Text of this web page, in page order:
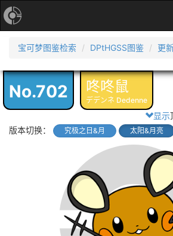
宝可梦图鉴检索
DPtHGSS图鉴 更
No.702 咚咚鼠
デデンネ Dedenne
显示
版本切换：
究极之日&月 太阳&月亮